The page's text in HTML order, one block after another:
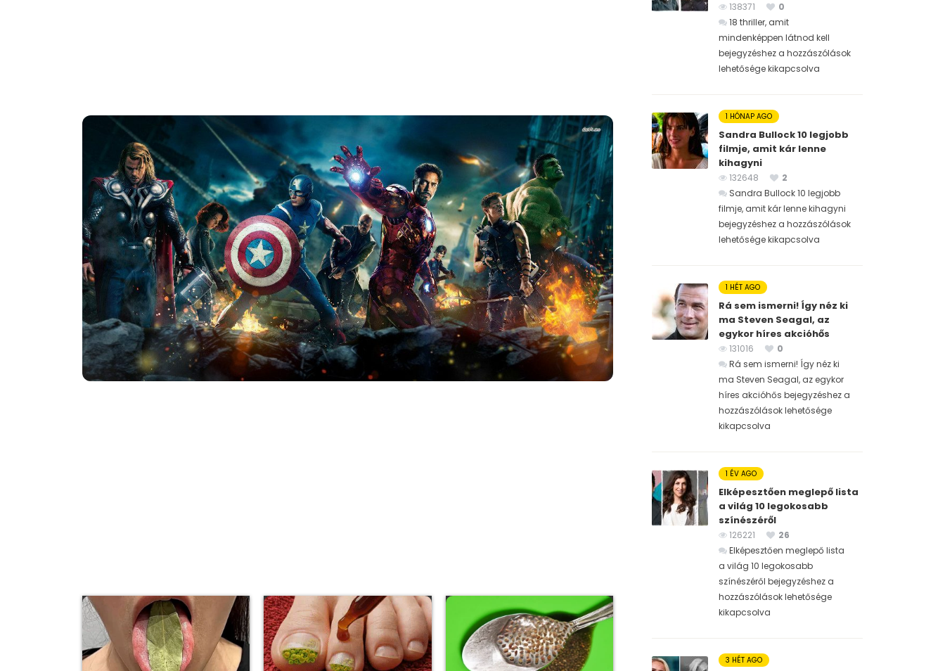
138371
0
18 thriller, amit
mindenképpen látnod kell
bejegyzéshez a hozzászólások
lehetősége kikapcsolva
1 HÓNAP AGO
Sandra Bullock 10 legjobb
filmje, amit kár lenne
kihagyni
132648
2
Sandra Bullock 10 legjobb
filmje, amit kár lenne kihagyni
bejegyzéshez a hozzászólások
lehetősége kikapcsolva
1 HÉT AGO
Rá sem ismerni! Így néz ki
ma Steven Seagal, az
egykor híres akcióhős
131016
0
Rá sem ismerni! Így néz ki
ma Steven Seagal, az egykor
híres akcióhős bejegyzéshez a
hozzászólások lehetősége
kikapcsolva
1 ÉV AGO
Elképesztően meglepő lista
a világ 10 legokosabb
színészéről
126221
26
Elképesztően meglepő lista
a világ 10 legokosabb
színészéről bejegyzéshez a
hozzászólások lehetősége
kikapcsolva
3 HÉT AGO